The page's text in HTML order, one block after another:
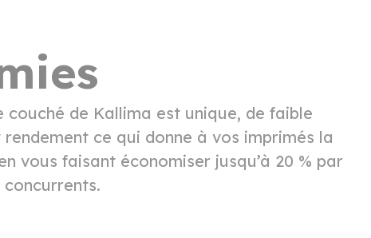
de Kallima est unique, de faible
ce qui donne à vos imprimés la
vous faisant économiser jusqu’à 20 % par